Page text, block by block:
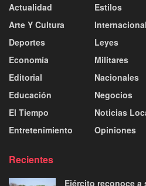
Actualidad
Arte Y Cultura
Deportes
Economía
Editorial
Educación
El Tiempo
Entretenimiento
Estilos
Leyes
Militares
Nacionales
Negocios
Noticias
Opiniones
Recientes
Ejército reconoce a